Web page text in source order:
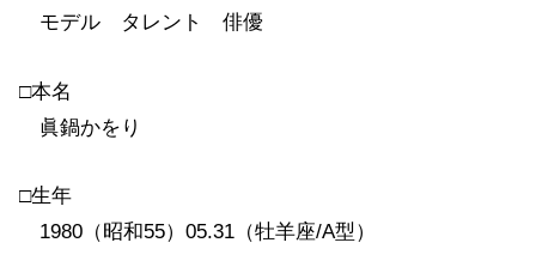
モデル タレント 俳優
□本名
眞鍋かをり
□生年
1980（昭和55）05.31（牡羊座/A型）